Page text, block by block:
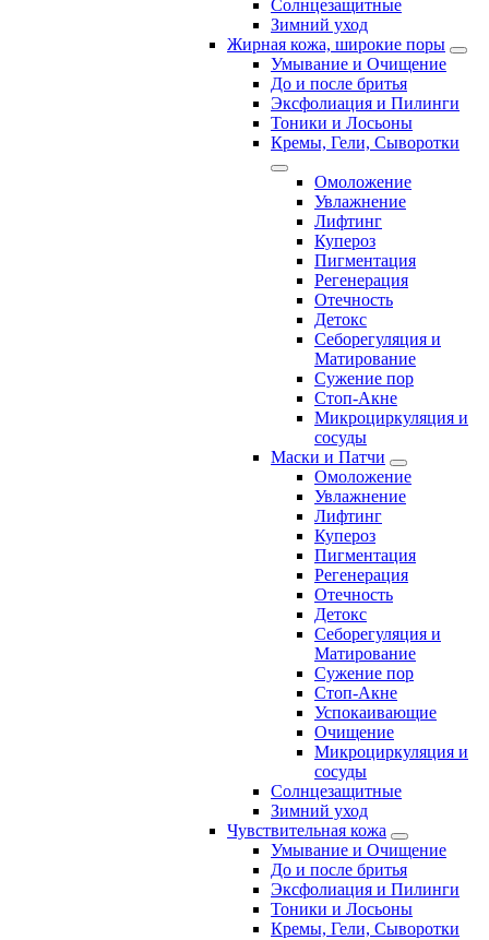
Солнцезащитные
Зимний уход
Жирная кожа, широкие поры
Умывание и Очищение
До и после бритья
Эксфолиация и Пилинги
Тоники и Лосьоны
Кремы, Гели, Сыворотки
Омоложение
Увлажнение
Лифтинг
Купероз
Пигментация
Регенерация
Отечность
Детокс
Себорегуляция и
Матирование
Сужение пор
Стоп-Акне
Микроциркуляция и
сосуды
Маски и Патчи
Омоложение
Увлажнение
Лифтинг
Купероз
Пигментация
Регенерация
Отечность
Детокс
Себорегуляция и
Матирование
Сужение пор
Стоп-Акне
Успокаивающие
Очищение
Микроциркуляция и
сосуды
Солнцезащитные
Зимний уход
Чувствительная кожа
Умывание и Очищение
До и после бритья
Эксфолиация и Пилинги
Тоники и Лосьоны
Кремы, Гели, Сыворотки